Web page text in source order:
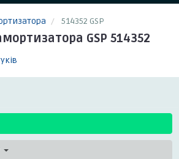
514352 GSP
GSP 514352